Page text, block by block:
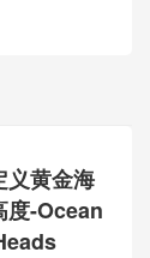
义黄金海
度-Ocean